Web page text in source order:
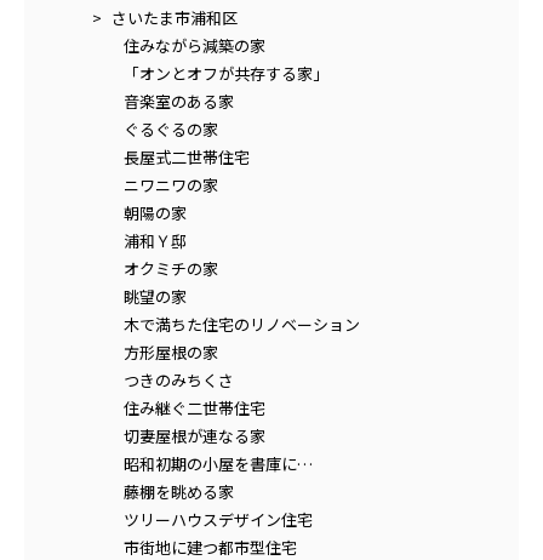
さいたま市浦和区
住みながら減築の家
「オンとオフが共存する家」
音楽室のある家
ぐるぐるの家
長屋式二世帯住宅
ニワニワの家
朝陽の家
浦和Ｙ邸
オクミチの家
眺望の家
木で満ちた住宅のリノベーション
方形屋根の家
つきのみちくさ
住み継ぐ二世帯住宅
切妻屋根が連なる家
昭和初期の小屋を書庫に…
藤棚を眺める家
ツリーハウスデザイン住宅
市街地に建つ都市型住宅